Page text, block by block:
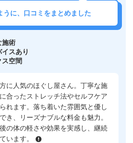
うに、口コミをまとめました
施術
スあり
空間
に人気のほぐし屋さん。丁寧な施
合ったストレッチ法やセルフケア
れます。落ち着いた雰囲気と優し
き、リーズナブルな料金も魅力。
の体の軽さや効果を実感し、継続
います。